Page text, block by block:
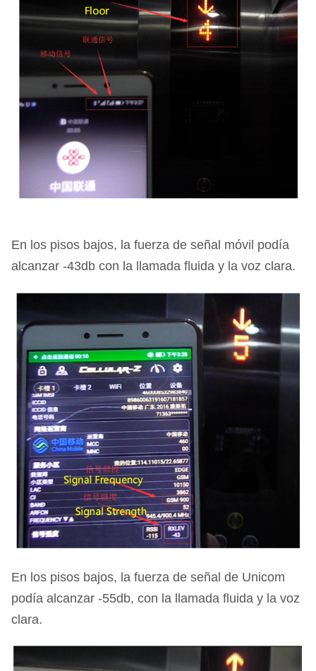
En los pisos bajos, la fuerza de señal móvil podía
alcanzar -43db con la llamada fluida y la voz clara.
En los pisos bajos, la fuerza de señal de Unicom
podía alcanzar -55db, con la llamada fluida y la voz
clara.